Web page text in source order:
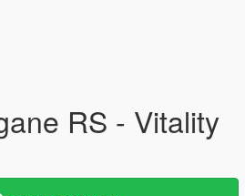
RS - Vitality